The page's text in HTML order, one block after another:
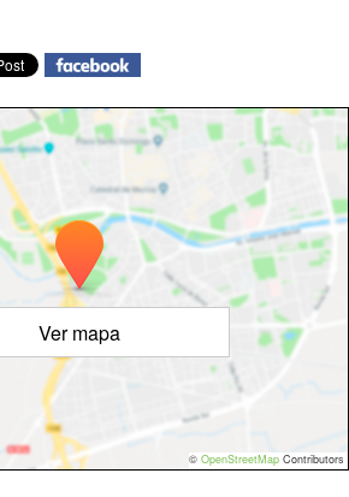
Ver mapa
© OpenStreetMap Contributors